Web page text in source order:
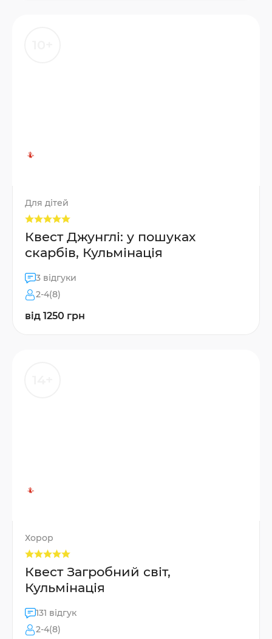
Для дітей
Квест Джунглі: у пошуках
скарбів, Кульмінація
3 відгуки
2-4(8)
від 1250 грн
Хорор
Квест Загробний світ,
Кульмінація
131 відгук
2-4(8)